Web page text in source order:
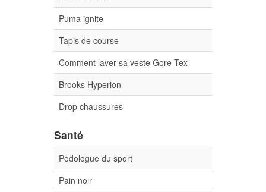
Puma ignite
Tapis de course
Comment laver sa veste Gore Tex
Brooks Hyperion
Drop chaussures
Santé
Podologue du sport
Pain noir